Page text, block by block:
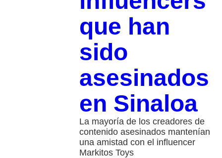
que han
sido
asesinados
en Sinaloa
La mayoría de los creadores de
contenido asesinados mantenían
una amistad con el influencer
Markitos Toys